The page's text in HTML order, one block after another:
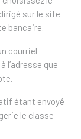
sur le site
bancaire.
courriel
que
étant envoyé
le classe